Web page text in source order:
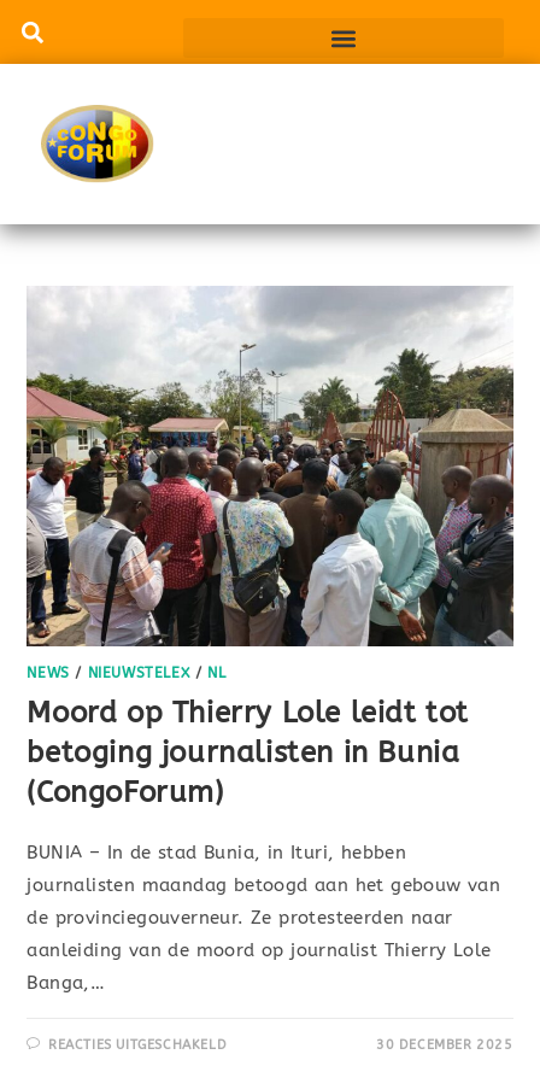
NEWS / NIEUWSTELEX/ NL
Moord op Thierry Lole leidt tot
betoging journalisten in Bunia
(CongoForum)
BUNIA – In de stad Bunia, in Ituri, hebben
journalisten maandag betoogd aan het gebouw van
de provinciegouverneur. Ze protesteerden naar
aanleiding van de moord op journalist Thierry Lole
Banga,…
REACTIES UITGESCHAKELD 30 DECEMBER 2025